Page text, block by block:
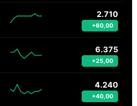
2.710
+60,00
6.375
+25,00
4.240
+40,00